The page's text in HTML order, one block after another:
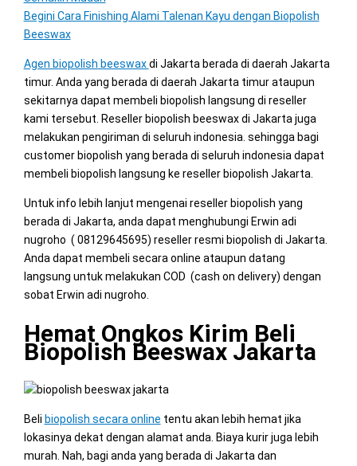
Begini Cara Finishing Alami Talenan Kayu dengan Biopolish
Beeswax
Agen biopolish beeswaxdi Jakarta berada di daerah Jakarta
timur. Anda yang berada di daerah Jakarta timur ataupun
sekitarnya dapat membeli biopolish langsung di reseller
kami tersebut. Reseller biopolish beeswax di Jakarta juga
melakukan pengiriman di seluruh indonesia. sehingga bagi
customer biopolish yang berada di seluruh indonesia dapat
membeli biopolish langsung ke reseller biopolish Jakarta.
Untuk info lebih lanjut mengenai reseller biopolish yang
berada di Jakarta, anda dapat menghubungi Erwin adi
nugroho ( 08129645695) reseller resmi biopolish di Jakarta.
Anda dapat membeli secara online ataupun datang
langsung untuk melakukan COD (cash on delivery) dengan
sobat Erwin adi nugroho.
Hemat Ongkos Kirim Beli
Biopolish Beeswax Jakarta
Beli biopolish secara online tentu akan lebih hemat jika
lokasinya dekat dengan alamat anda. Biaya kurir juga lebih
murah. Nah, bagi anda yang berada di Jakarta dan